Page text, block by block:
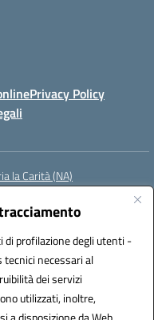
profilazione degli utenti -
necessari al
dei servizi
utilizzati, inoltre,
Privacy Policy
la Carità (NA)
(IPA): istsc_naee21900t